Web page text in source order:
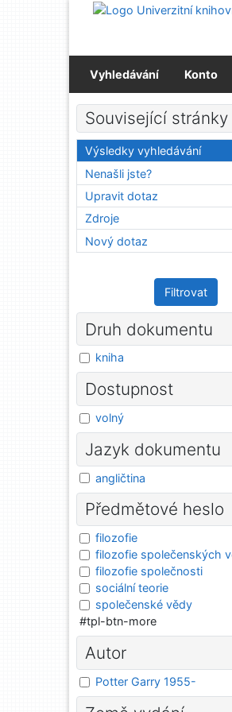
Přejít na obsah
Vyhledávání Konto
Související stránky
Výsledky vyhledávání
Nenašli jste?
Upravit dotaz
Zdroje
Nový dotaz
Filtrovat
Druh dokumentu
kniha
Dostupnost
volný
Jazyk dokumentu
angličtina
Předmětové heslo
filozofie
filozofie společenských
filozofie společnosti
sociální teorie
společenské vědy
#tpl-btn-more
Autor
Potter Garry 1955-